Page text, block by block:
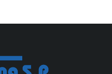
3